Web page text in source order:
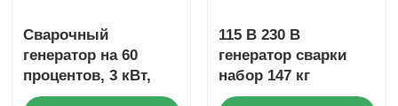
Сварочный
генератор на 60
процентов, 3 кВт,
дизельный
115 В 230 В
генератор сварки
набор 147 кг
тяжелый дизельный